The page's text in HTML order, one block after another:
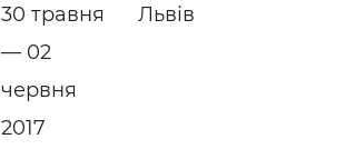
30 травня
— 02
червня
2017
Львів